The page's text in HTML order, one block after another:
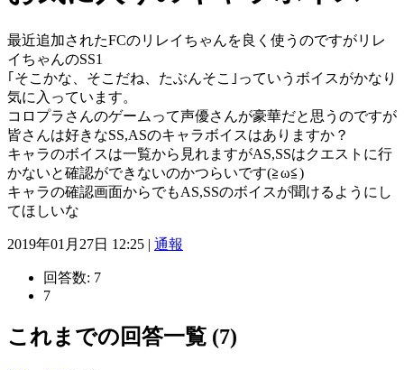
最近追加されたFCのリレイちゃんを良く使うのですがリレ
イちゃんのSS1
｢そこかな、そこだね、たぶんそこ｣っていうボイスがかなり
気に入っています。
コロプラさんのゲームって声優さんが豪華だと思うのですが
皆さんは好きなSS,ASのキャラボイスはありますか？
キャラのボイスは一覧から見れますがAS,SSはクエストに行
かないと確認ができないのかつらいです(≧ω≦)
キャラの確認画面からでもAS,SSのボイスが聞けるようにし
てほしいな
2019年01月27日 12:25 | 通報
回答数: 7
7
これまでの回答一覧 (7)